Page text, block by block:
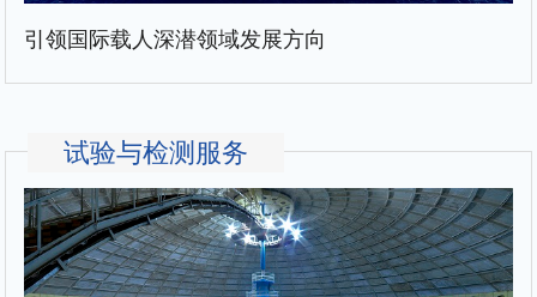
引领国际载人深潜领域发展方向
试验与检测服务